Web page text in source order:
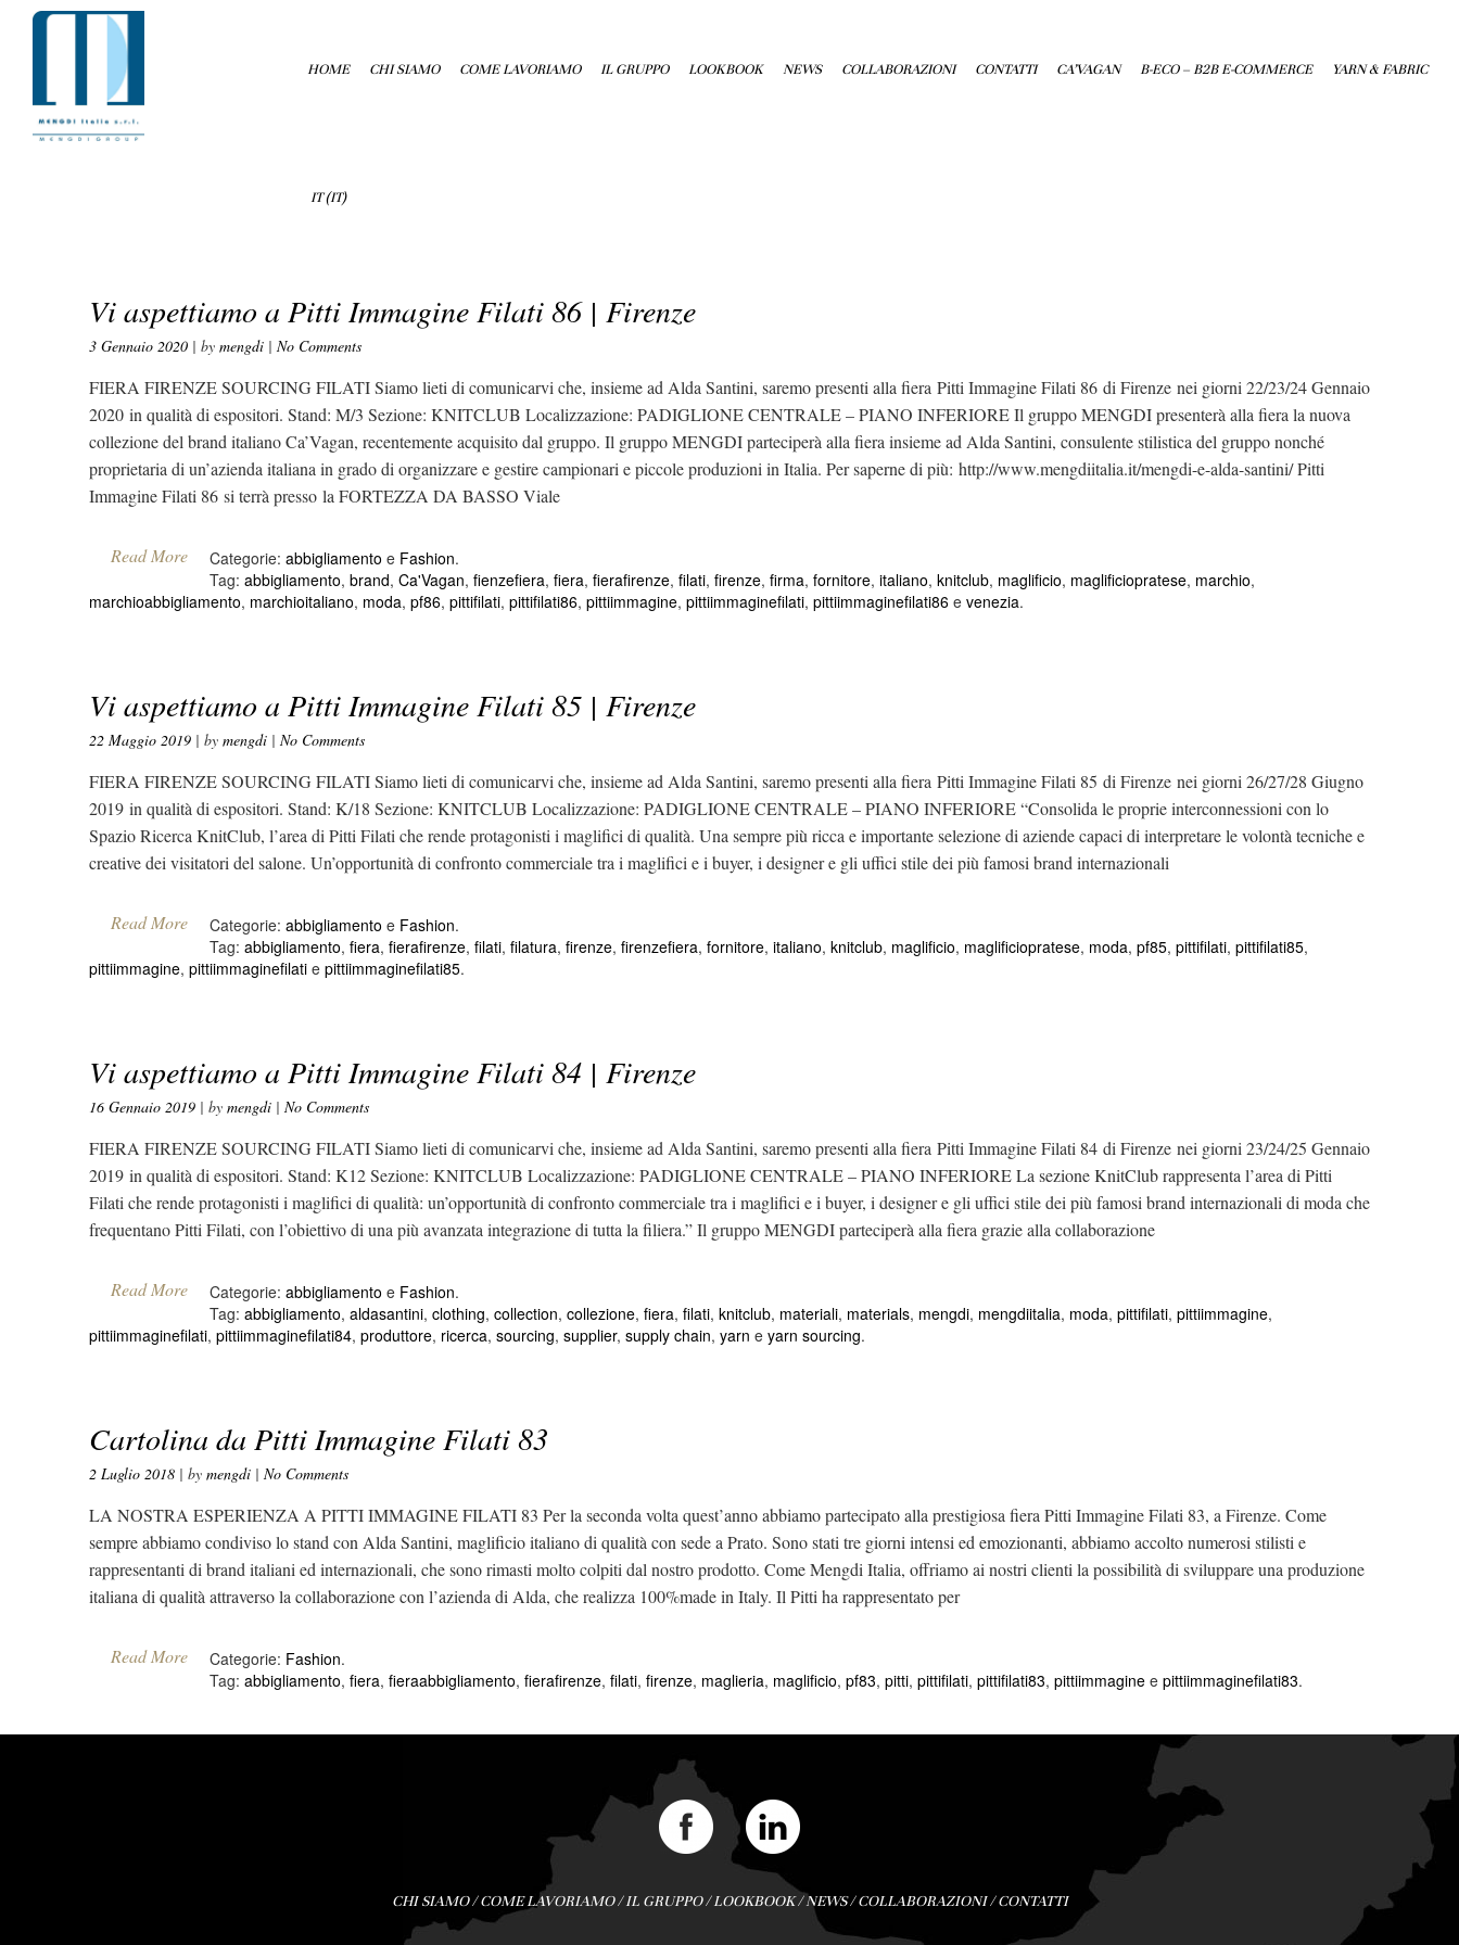
HOME CHI SIAMO COME LAVORIAMO IL GRUPPO LOOKBOOK NEWS COLLABORAZIONI CONTATTI CA’VAGAN B-ECO – B2B E-COMMERCE YARN & FABRIC
IT(IT)
Vi aspettiamo a Pitti Immagine Filati 86 | Firenze
3 Gennaio 2020 | by mengdi | No Comments
FIERA FIRENZE SOURCING FILATI Siamo lieti di comunicarvi che, insieme ad Alda Santini, saremo presenti alla fiera Pitti Immagine Filati 86 di Firenze nei giorni 22/23/24 Gennaio
2020 in qualità di espositori. Stand: M/3 Sezione: KNITCLUB Localizzazione: PADIGLIONE CENTRALE – PIANO INFERIORE Il gruppo MENGDI presenterà alla fiera la nuova
collezione del brand italiano Ca’Vagan, recentemente acquisito dal gruppo. Il gruppo MENGDI parteciperà alla fiera insieme ad Alda Santini, consulente stilistica del gruppo nonché
proprietaria di un’azienda italiana in grado di organizzare e gestire campionari e piccole produzioni in Italia. Per saperne di più: http://www.mengdiitalia.it/mengdi-e-alda-santini/ Pitti
Immagine Filati 86 si terrà presso la FORTEZZA DA BASSO Viale
Read More Categorie: abbigliamento e Fashion.
Tag: abbigliamento, brand, Ca'Vagan, fienzefiera, fiera, fierafirenze, filati, firenze, firma, fornitore, italiano, knitclub, maglificio, maglificiopratese, marchio,
marchioabbigliamento, marchioitaliano, moda, pf86, pittifilati, pittifilati86, pittiimmagine, pittiimmaginefilati, pittiimmaginefilati86 e venezia.
Vi aspettiamo a Pitti Immagine Filati 85 | Firenze
22 Maggio 2019 | by mengdi | No Comments
FIERA FIRENZE SOURCING FILATI Siamo lieti di comunicarvi che, insieme ad Alda Santini, saremo presenti alla fiera Pitti Immagine Filati 85 di Firenze nei giorni 26/27/28 Giugno
2019 in qualità di espositori. Stand: K/18 Sezione: KNITCLUB Localizzazione: PADIGLIONE CENTRALE – PIANO INFERIORE “Consolida le proprie interconnessioni con lo
Spazio Ricerca KnitClub, l’area di Pitti Filati che rende protagonisti i maglifici di qualità. Una sempre più ricca e importante selezione di aziende capaci di interpretare le volontà tecniche e
creative dei visitatori del salone. Un’opportunità di confronto commerciale tra i maglifici e i buyer, i designer e gli uffici stile dei più famosi brand internazionali
Read More Categorie: abbigliamento e Fashion.
Tag: abbigliamento, fiera, fierafirenze, filati, filatura, firenze, firenzefiera, fornitore, italiano, knitclub, maglificio, maglificiopratese, moda, pf85, pittifilati, pittifilati85,
pittiimmagine, pittiimmaginefilati e pittiimmaginefilati85.
Vi aspettiamo a Pitti Immagine Filati 84 | Firenze
16 Gennaio 2019 | by mengdi | No Comments
FIERA FIRENZE SOURCING FILATI Siamo lieti di comunicarvi che, insieme ad Alda Santini, saremo presenti alla fiera Pitti Immagine Filati 84 di Firenze nei giorni 23/24/25 Gennaio
2019 in qualità di espositori. Stand: K12 Sezione: KNITCLUB Localizzazione: PADIGLIONE CENTRALE – PIANO INFERIORE La sezione KnitClub rappresenta l’area di Pitti
Filati che rende protagonisti i maglifici di qualità: un’opportunità di confronto commerciale tra i maglifici e i buyer, i designer e gli uffici stile dei più famosi brand internazionali di moda che
frequentano Pitti Filati, con l’obiettivo di una più avanzata integrazione di tutta la filiera.” Il gruppo MENGDI parteciperà alla fiera grazie alla collaborazione
Read More Categorie: abbigliamento e Fashion.
Tag: abbigliamento, aldasantini, clothing, collection, collezione, fiera, filati, knitclub, materiali, materials, mengdi, mengdiitalia, moda, pittifilati, pittiimmagine,
pittiimmaginefilati, pittiimmaginefilati84, produttore, ricerca, sourcing, supplier, supply chain, yarn e yarn sourcing.
Cartolina da Pitti Immagine Filati 83
2 Luglio 2018 | by mengdi | No Comments
LA NOSTRA ESPERIENZA A PITTI IMMAGINE FILATI 83 Per la seconda volta quest’anno abbiamo partecipato alla prestigiosa fiera Pitti Immagine Filati 83, a Firenze. Come
sempre abbiamo condiviso lo stand con Alda Santini, maglificio italiano di qualità con sede a Prato. Sono stati tre giorni intensi ed emozionanti, abbiamo accolto numerosi stilisti e
rappresentanti di brand italiani ed internazionali, che sono rimasti molto colpiti dal nostro prodotto. Come Mengdi Italia, offriamo ai nostri clienti la possibilità di sviluppare una produzione
italiana di qualità attraverso la collaborazione con l’azienda di Alda, che realizza 100%made in Italy. Il Pitti ha rappresentato per
Read More Categorie: Fashion.
Tag: abbigliamento, fiera, fieraabbigliamento, fierafirenze, filati, firenze, maglieria, maglificio, pf83, pitti, pittifilati, pittifilati83, pittiimmagine e pittiimmaginefilati83.
CHI SIAMO/COME LAVORIAMO/IL GRUPPO/LOOKBOOK/NEWS/COLLABORAZIONI/CONTATTI